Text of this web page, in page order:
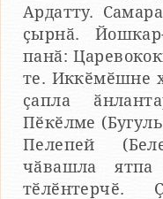
Ардатту.
ҫырнӑ.
панӑ:
те. Иккӗмӗшне
ҫапла
Пӗкӗлме
Пелепей
чӑвашла
тӗлӗнтерчӗ.